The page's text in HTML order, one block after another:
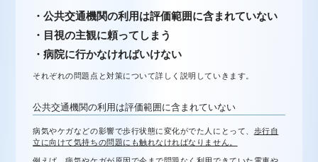
・公共交通機関の利用は評価範囲に含まれていない
・目視の主観に頼ってしまう
・病院に行かなければいけない
それぞれの問題点と対策について詳しく説明していきます。
公共交通機関の利用は評価範囲に含まれていない
病気やケガなどの影響で歩行状態に変化がでた人にとって、 歩行自
立に向けて気持ちの問題にも触れなければなりません。